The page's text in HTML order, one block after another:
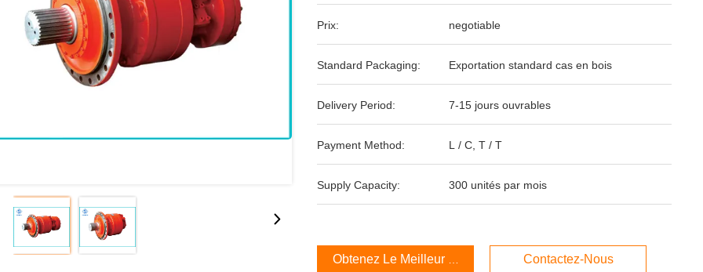
Prix: negotiable
Standard Packaging: Exportation standard cas en bois
Delivery Period: 7-15 jours ouvrables
Payment Method: L / C, T / T
Supply Capacity: 300 unités par mois
Obtenez Le Meilleur Prix Contactez-Nous